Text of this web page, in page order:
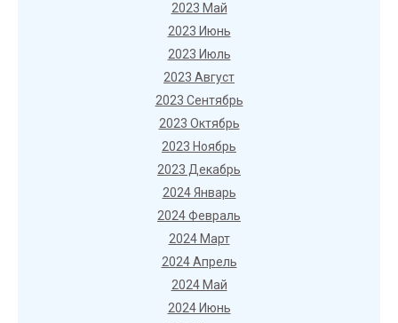
2023 Май
2023 Июнь
2023 Июль
2023 Август
2023 Сентябрь
2023 Октябрь
2023 Ноябрь
2023 Декабрь
2024 Январь
2024 Февраль
2024 Март
2024 Апрель
2024 Май
2024 Июнь